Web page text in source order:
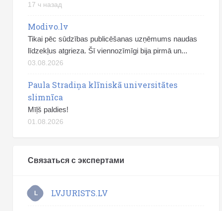
17 ч назад
Modivo.lv
Tikai pēc sūdzības publicēšanas uzņēmums naudas
līdzekļus atgrieza. Šī viennozīmīgi bija pirmā un...
03.08.2026
Paula Stradiņa klīniskā universitātes
slimnīca
Mīļš paldies!
01.08.2026
Связаться с экспертами
L LVJURISTS.LV